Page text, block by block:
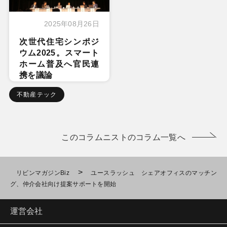
2025年08月26日
次世代住宅シンポジ
ウム2025。スマート
ホーム普及へ官民連
携を議論
不動産テック
このコラムニストのコラム一覧へ
リビンマガジンBiz >
ユースラッシュ シェアオフィスのマッチン
グ、仲介会社向け提案サポートを開始
運営会社